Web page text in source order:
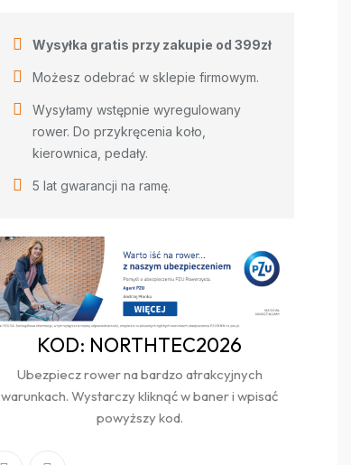
Wysyłka gratis przy zakupie od 399zł
Możesz odebrać w sklepie firmowym.
Wysyłamy wstępnie wyregulowany
rower. Do przykręcenia koło,
kierownica, pedały.
5 lat gwarancji na ramę.
KOD: NORTHTEC2026
Ubezpiecz rower na bardzo atrakcyjnych
warunkach. Wystarczy kliknąć w baner i wpisać
powyższy kod.